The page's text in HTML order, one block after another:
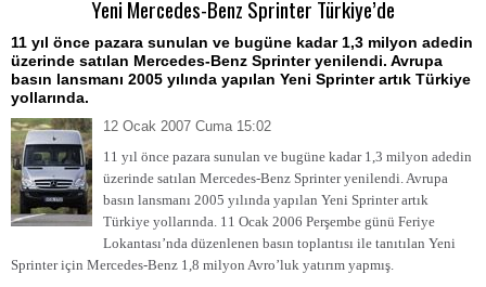
Yeni Mercedes-Benz Sprinter Türkiye’de
11 yıl önce pazara sunulan ve bugüne kadar 1,3 milyon adedin
üzerinde satılan Mercedes-Benz Sprinter yenilendi. Avrupa
basın lansmanı 2005 yılında yapılan Yeni Sprinter artık Türkiye
yollarında.
12 Ocak 2007 Cuma 15:02
11 yıl önce pazara sunulan ve bugüne kadar 1,3 milyon adedin
üzerinde satılan Mercedes-Benz Sprinter yenilendi. Avrupa
basın lansmanı 2005 yılında yapılan Yeni Sprinter artık
Türkiye yollarında. 11 Ocak 2006 Perşembe günü Feriye
Lokantası’nda düzenlenen basın toplantısı ile tanıtılan Yeni
Sprinter için Mercedes-Benz 1,8 milyon Avro’luk yatırım yapmış.